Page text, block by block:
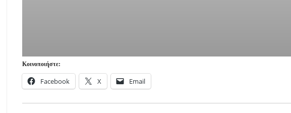
Κοινοποιήστε:
Facebook X Email